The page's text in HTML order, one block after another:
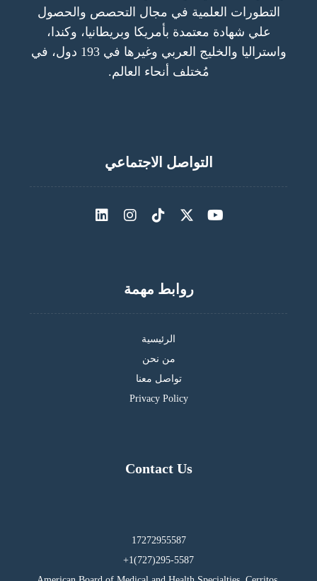
التطورات العلمية في مجال التحصص والحصول
علي شهادة معتمدة بأمريكا وبريطانيا، وكندا،
واستراليا والخليج العربي وغيرها في 193 دول، في
مُختلف أنحاء العالم.
التواصل الاجتماعي
روابط مهمة
الرئيسية
من نحن
تواصل معنا
Privacy Policy
Contact Us
17272955587
295-5587(727)1+